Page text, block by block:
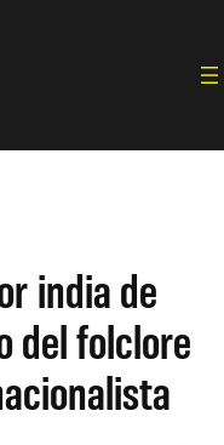
india de
del folclore